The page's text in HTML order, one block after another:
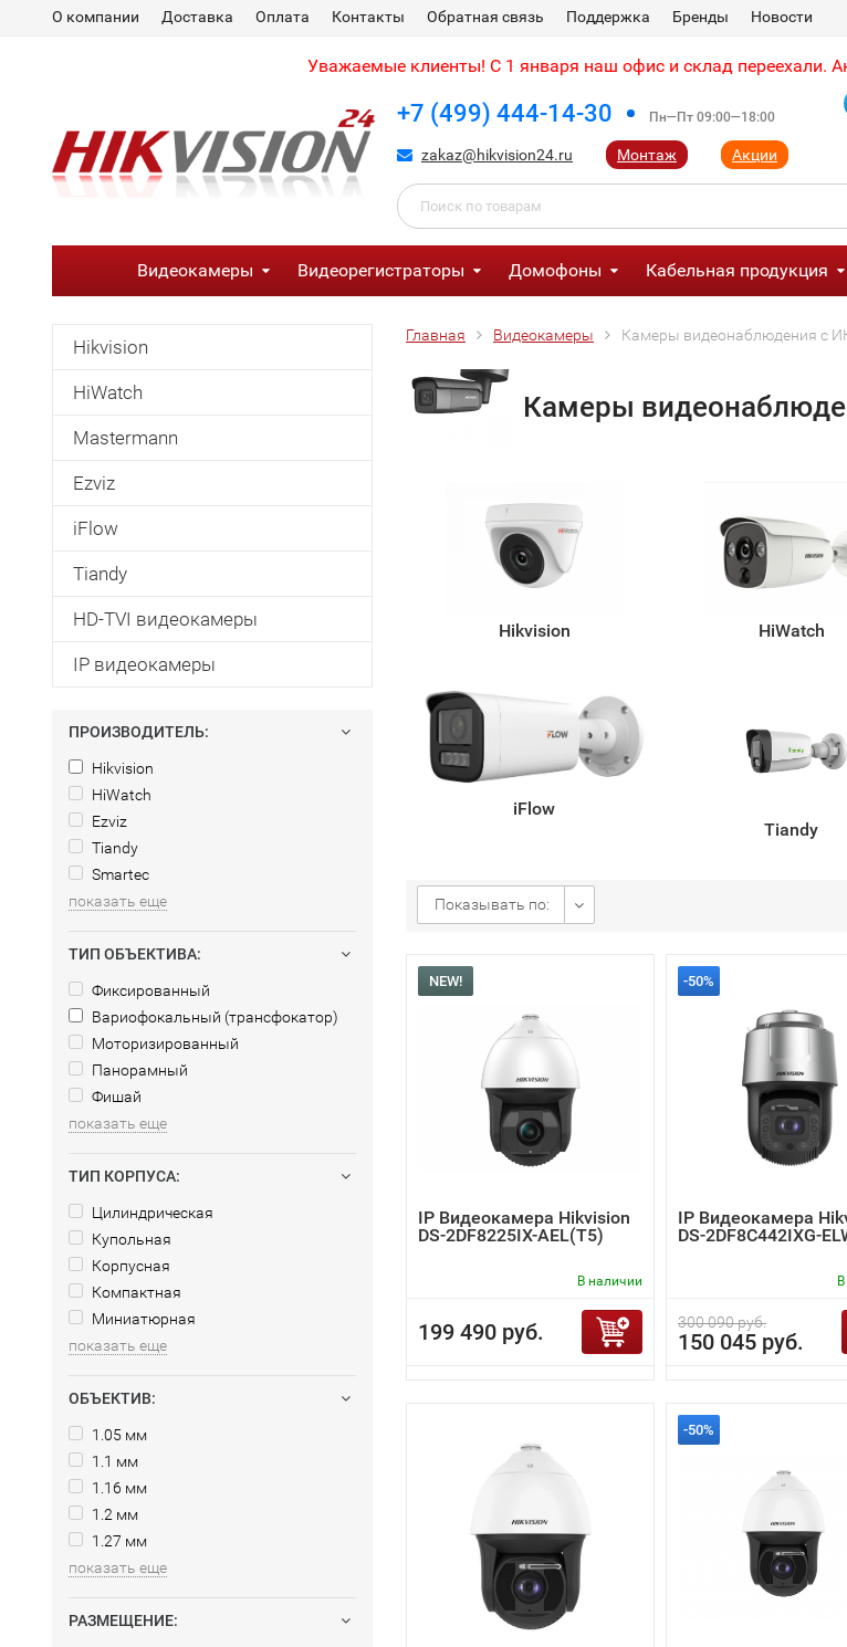
О компании Доставка Оплата Контакты Обратная связь Поддержка Бренды Новости
Уважаемые клиенты! С 1 января наш офис и склад переехали.
+7 (499) 444-14-30 Пн—Пт 09:00—18:00
zakaz@hikvision24.ru Монтаж Акции
Видеокамеры Видеорегистраторы Домофоны Кабельная продукция
Hikvision
HiWatch
Mastermann
Ezviz
iFlow
Tiandy
HD-TVI видеокамеры
IP видеокамеры
ПРОИЗВОДИТЕЛЬ:
Hikvision
HiWatch
Ezviz
Tiandy
Smartec
показать еще
ТИП ОБЪЕКТИВА:
Фиксированный
Вариофокальный (трансфокатор)
Моторизированный
Панорамный
Фишай
показать еще
ТИП КОРПУСА:
Цилиндрическая
Купольная
Корпусная
Компактная
Миниатюрная
показать еще
ОБЪЕКТИВ:
1.05 мм
1.1 мм
1.16 мм
1.2 мм
1.27 мм
показать еще
РАЗМЕЩЕНИЕ:
Главная Видеокамеры Камеры видеонаблюдения с
Камеры
Hikvision HiWatch
iFlow
Tiandy
Показывать по:
NEW!
IP Видеокамера Hikvision
DS-2DF8225IX-AEL(T5)
В наличии
199 490 руб.
-50%
IP Видеокамера
DS-2DF8C442IXG-
300 090 руб.
150 045 руб.
-50%